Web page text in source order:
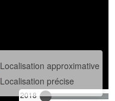
2018
Localisation approximative
Localisation précise